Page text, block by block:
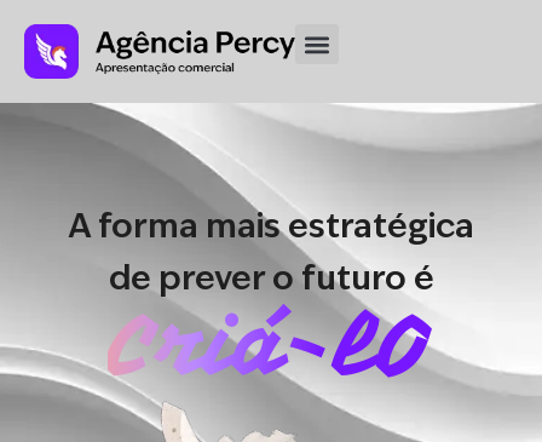
A forma mais estratégica
de prever o futuro é
Criá-lO